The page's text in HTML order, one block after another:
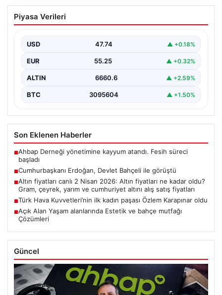
Cumhurbaşkanı Erdoğan, Devlet
Bahçeli ile görüştü
Piyasa Verileri
USD 47.74 ▲ +0.18%
EUR 55.25 ▲ +0.32%
ALTIN 6660.6 ▲ +2.59%
BTC 3095604 ▲ +1.50%
Son Eklenen Haberler
■Ahbap Derneği yönetimine kayyum atandı. Fesih süreci
başladı
■Cumhurbaşkanı Erdoğan, Devlet Bahçeli ile görüştü
■Altın fiyatları canlı 2 Nisan 2026: Altın fiyatları ne kadar oldu?
Gram, çeyrek, yarım ve cumhuriyet altını alış satış fiyatları
■Türk Hava Kuvvetleri’nin ilk kadın paşası Özlem Karapınar oldu
■Açık Alan Yaşam alanlarında Estetik ve bahçe mutfağı
Çözümleri
Güncel